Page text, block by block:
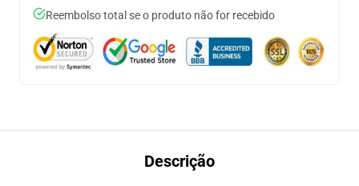
Reembolso total se o produto não for recebido
Descrição